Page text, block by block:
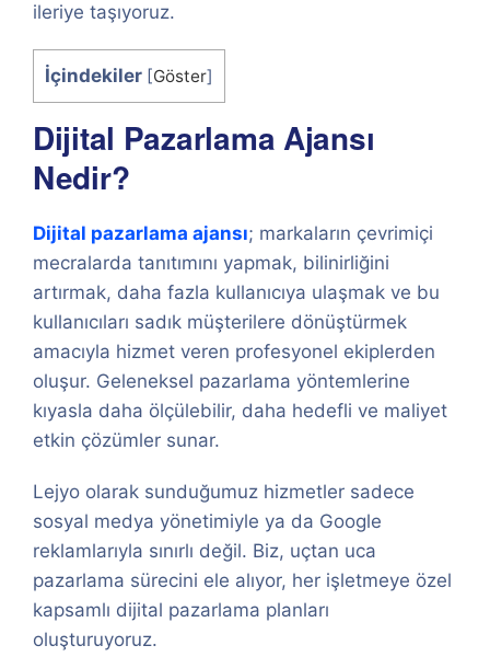
ileriye taşıyoruz.
İçindekiler [Göster]
Dijital Pazarlama Ajansı
Nedir?
Dijital pazarlama ajansı; markaların çevrimiçi
mecralarda tanıtımını yapmak, bilinirliğini
artırmak, daha fazla kullanıcıya ulaşmak ve bu
kullanıcıları sadık müşterilere dönüştürmek
amacıyla hizmet veren profesyonel ekiplerden
oluşur. Geleneksel pazarlama yöntemlerine
kıyasla daha ölçülebilir, daha hedefli ve maliyet
etkin çözümler sunar.
Lejyo olarak sunduğumuz hizmetler sadece
sosyal medya yönetimiyle ya da Google
reklamlarıyla sınırlı değil. Biz, uçtan uca
pazarlama sürecini ele alıyor, her işletmeye özel
kapsamlı dijital pazarlama planları
oluşturuyoruz.